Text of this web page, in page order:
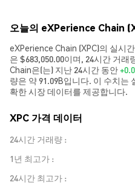
오늘의 eXPerience Chain
eXPerience Chain (XPC)의 실시
은 $683,050.00이며, 24시간 거
Chain은(는) 지난 24시간 동안
량은 약 91.09B입니다. 이 수치는
확한 시장 데이터를 제공합니다.
XPC 가격 데이터
24시간 거래량
1년 최고가
24시간 최고가